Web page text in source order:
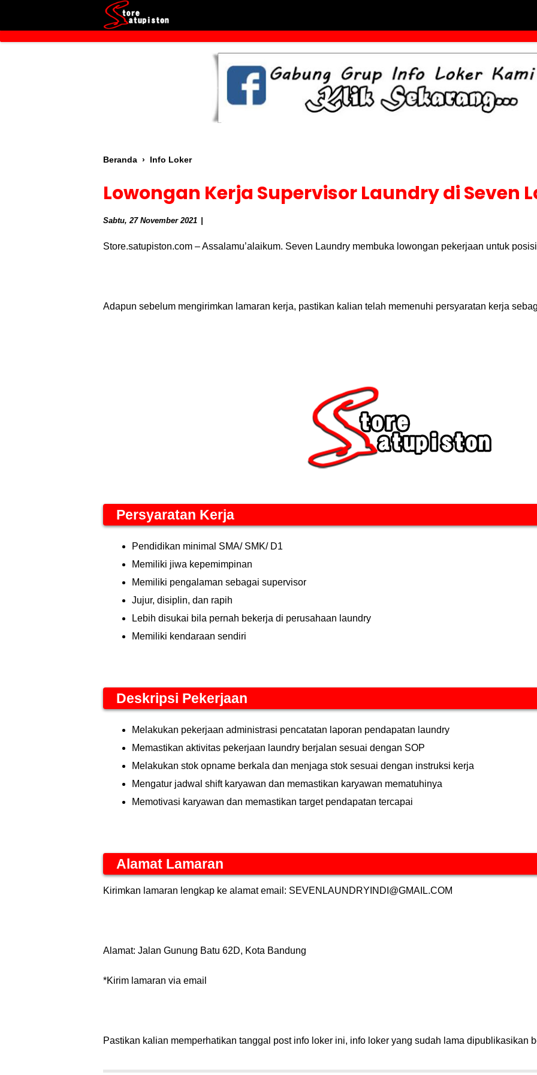
Beranda › Info Loker
Lowongan Kerja Supervisor Laundry di Seven
Sabtu, 27 November 2021
Store.satupiston.com – Assalamu’alaikum. Seven Laundry membuka lowongan pekerjaan untuk
Adapun sebelum mengirimkan lamaran kerja, pastikan kalian telah memenuhi persyaratan kerja
Persyaratan Kerja
Pendidikan minimal SMA/ SMK/ D1
Memiliki jiwa kepemimpinan
Memiliki pengalaman sebagai supervisor
Jujur, disiplin, dan rapih
Lebih disukai bila pernah bekerja di perusahaan laundry
Memiliki kendaraan sendiri
Deskripsi Pekerjaan
Melakukan pekerjaan administrasi pencatatan laporan pendapatan laundry
Memastikan aktivitas pekerjaan laundry berjalan sesuai dengan SOP
Melakukan stok opname berkala dan menjaga stok sesuai dengan instruksi kerja
Mengatur jadwal shift karyawan dan memastikan karyawan mematuhinya
Memotivasi karyawan dan memastikan target pendapatan tercapai
Alamat Lamaran
Kirimkan lamaran lengkap ke alamat email: SEVENLAUNDRYINDI@GMAIL.COM
Alamat: Jalan Gunung Batu 62D, Kota Bandung
*Kirim lamaran via email
Pastikan kalian memperhatikan tanggal post info loker ini, info loker yang sudah lama dipublikasikan